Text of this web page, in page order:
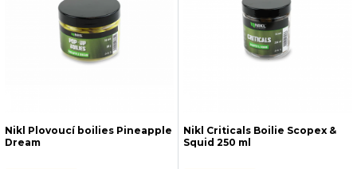
Nikl Plovoucí boilies Pineapple
Dream
Nikl Criticals Boilie Scopex &
Squid 250 ml